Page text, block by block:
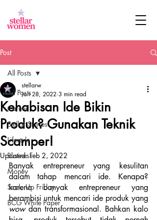
Post
All Posts
Career
Stellar Stories
Lifestyle
Business
Money
Scale Up Friday
BCG White Paper
All Posts
Kehabisan Ide Bikin
Produk? Gunakan Teknik
Scamper!
stellarw
Jan 28, 2022 3 min read
Updated:Feb 2, 2022
Banyak entrepreneur yang kesulitan
dalam tahap mencari ide. Kenapa?
karena banyak entrepreneur yang
wow dan transformasional. Bahkan kalo